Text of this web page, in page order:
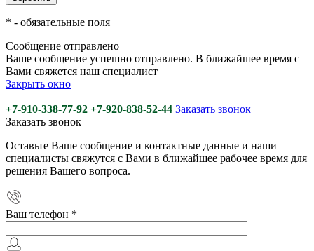
* - обязательные поля
Сообщение отправлено
Ваше сообщение успешно отправлено. В ближайшее время с
Вами свяжется наш специалист
Закрыть окно
+7-910-338-77-92 +7-920-838-52-44 Заказать звонок
Заказать звонок
Оставьте Ваше сообщение и контактные данные и наши
специалисты свяжутся с Вами в ближайшее рабочее время для
решения Вашего вопроса.
Ваш телефон *